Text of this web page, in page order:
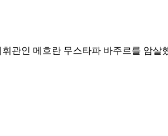
관인 메흐란 무스타파 바주르를 암살